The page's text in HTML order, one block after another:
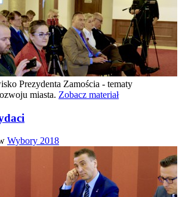
Prezydenta Zamościa - tematy
miasta. Zobacz materiał
Wybory 2018